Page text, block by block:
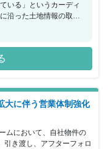
いる」というカーディ
沿った土地情報の取
的には自社で建物を作
大に伴う営業体制強化
引き渡し、アフターフォロ